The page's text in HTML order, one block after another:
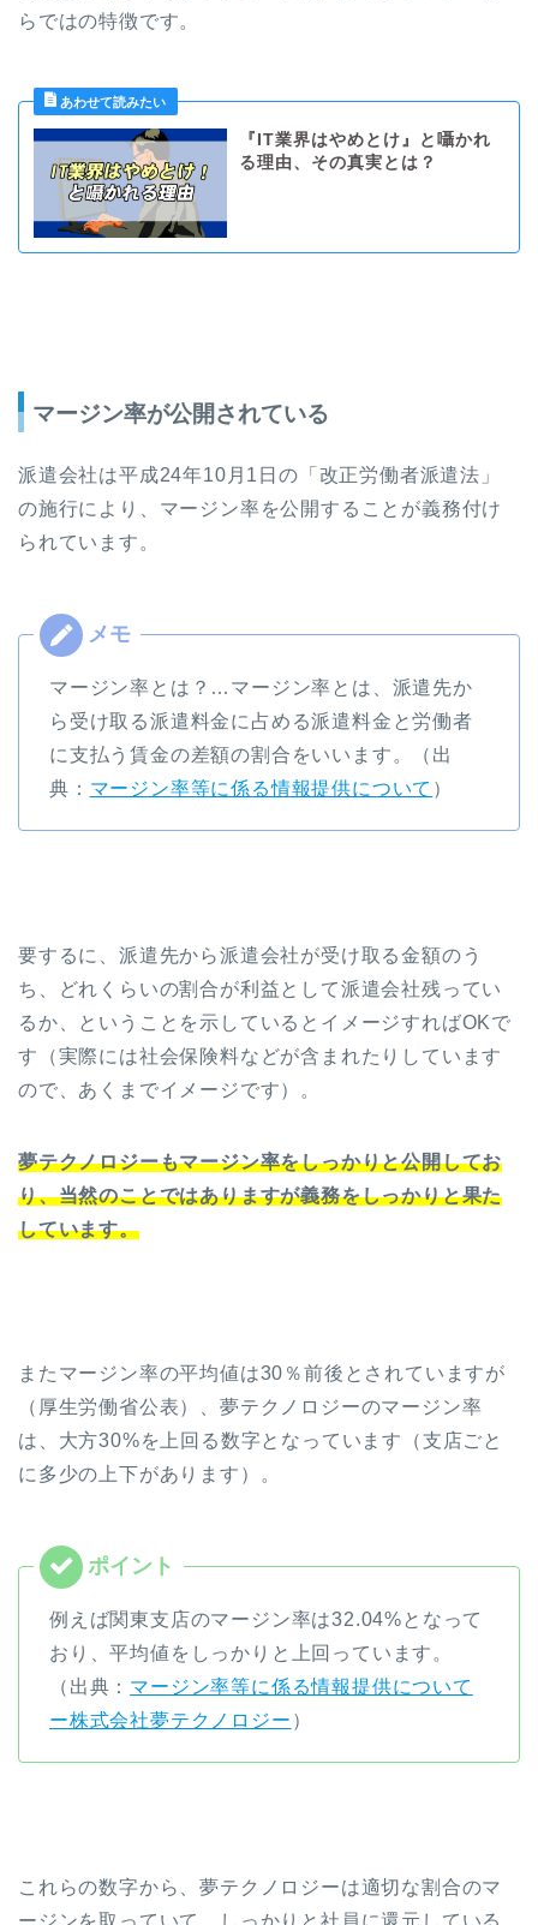
らではの特徴です。
『IT業界はやめとけ』と囁かれ
る理由、その真実とは？
マージン率が公開されている
派遣会社は平成24年10月1日の「改正労働者派遣法」
の施行により、マージン率を公開することが義務付け
られています。
マージン率とは？…マージン率とは、派遣先か
ら受け取る派遣料金に占める派遣料金と労働者
に支払う賃金の差額の割合をいいます。（出
典： マージン率等に係る情報提供について ）
要するに、派遣先から派遣会社が受け取る金額のう
ち、どれくらいの割合が利益として派遣会社残ってい
るか、ということを示しているとイメージすればOKで
す（実際には社会保険料などが含まれたりしています
ので、あくまでイメージです）。
夢テクノロジーもマージン率をしっかりと公開してお
り、当然のことではありますが義務をしっかりと果た
しています。
またマージン率の平均値は30％前後とされていますが
（厚生労働省公表）、夢テクノロジーのマージン率
は、大方30%を上回る数字となっています（支店ごと
に多少の上下があります）。
例えば関東支店のマージン率は32.04%となって
おり、平均値をしっかりと上回っています。
（出典： マージン率等に係る情報提供について
ー株式会社夢テクノロジー ）
これらの数字から、夢テクノロジーは適切な割合のマ
ージンを取っていて、しっかりと社員に還元している